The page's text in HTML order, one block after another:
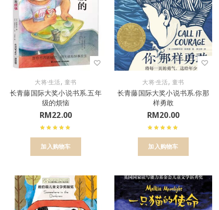
大将·生活,童书
长青藤国际大奖小说书系.五年
级的烦恼
RM22.00
加入购物车
大将·生活,童书
长青藤国际大奖小说书系.你那
样勇敢
RM20.00
加入购物车